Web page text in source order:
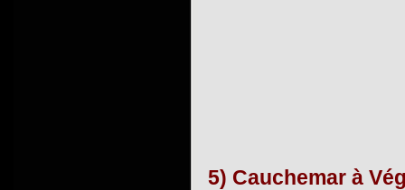
5) Cauchemar à